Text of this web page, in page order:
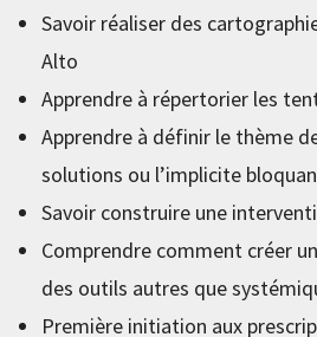
Savoir réaliser des
Alto
Apprendre à répertorier les
Apprendre à définir le thème
solutions ou l’implicite
Savoir construire une
Comprendre comment créer
des outils autres que
Première initiation aux